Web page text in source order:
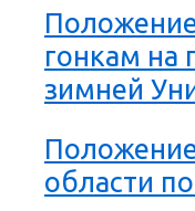
гонкам
зимней
области